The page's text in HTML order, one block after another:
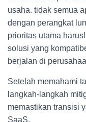
usaha. tidak semua
dengan perangkat
prioritas utama
solusi yang
berjalan di
Setelah memahami
langkah-langkah
memastikan transisi
SaaS.